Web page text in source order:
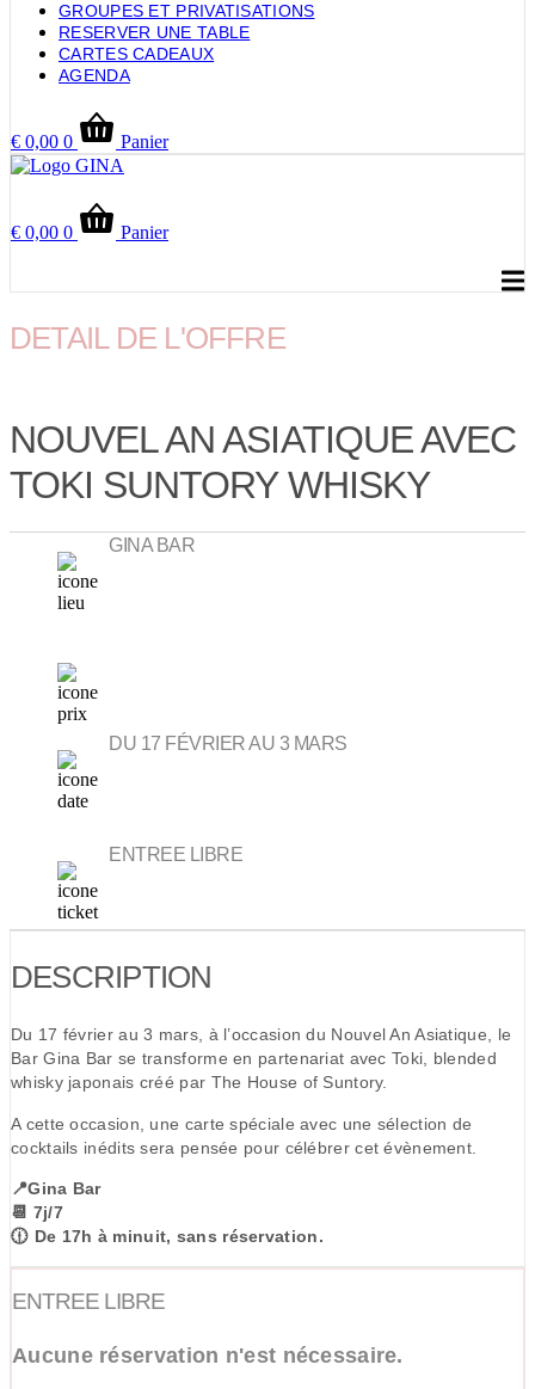
GROUPES ET PRIVATISATIONS
RESERVER UNE TABLE
CARTES CADEAUX
AGENDA
€ 0,00 0 Panier
€ 0,00 0 Panier
DETAIL DE L'OFFRE
NOUVEL AN ASIATIQUE AVEC
TOKI SUNTORY WHISKY
GINA BAR
DU 17 FÉVRIER AU 3 MARS
ENTREE LIBRE
DESCRIPTION
Du 17 février au 3 mars, à l’occasion du Nouvel An Asiatique, le
Bar Gina Bar se transforme en partenariat avec Toki, blended
whisky japonais créé par The House of Suntory.
A cette occasion, une carte spéciale avec une sélection de
cocktails inédits sera pensée pour célébrer cet évènement.
📍Gina Bar
📆 7j/7
🕧 De 17h à minuit, sans réservation.
ENTREE LIBRE
Aucune réservation n'est nécessaire.